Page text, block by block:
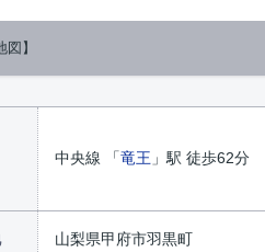
図】
中央線 「竜王 」駅 徒歩62分
山梨県甲府市羽黒町